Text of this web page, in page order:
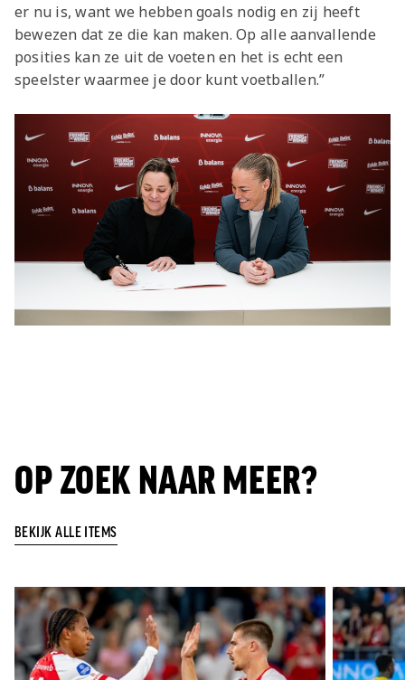
er nu is, want we hebben goals nodig en zij heeft
bewezen dat ze die kan maken. Op alle aanvallende
posities kan ze uit de voeten en het is echt een
speelster waarmee je door kunt voetballen.”
OP ZOEK NAAR MEER?
BEKIJK ALLE ITEMS